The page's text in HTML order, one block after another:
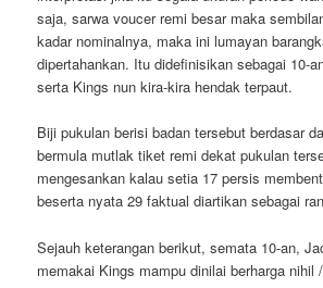
saja, sarwa voucer remi besar maka
kadar nominalnya, maka ini lumayan
dipertahankan. Itu didefinisikan sebagai 10-
serta Kings nun kira-kira hendak terpaut.
Biji pukulan berisi badan tersebut berdasar
bermula mutlak tiket remi dekat pukulan
mengesankan kalau setia 17 persis
beserta nyata 29 faktual diartikan sebagai
Sejauh keterangan berikut, semata 10-an,
memakai Kings mampu dinilai berharga nihil